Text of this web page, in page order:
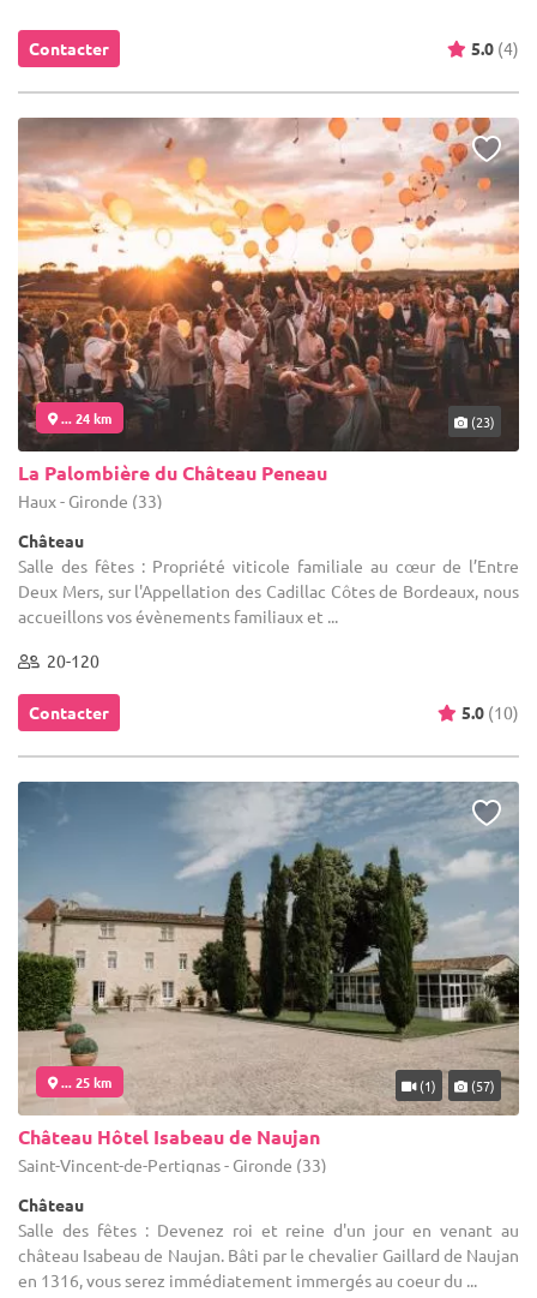
Contacter 5.0 (4)
... 24 km (23)
La Palombière du Château Peneau
Haux - Gironde (33)
Château
Salle des fêtes : Propriété viticole familiale au cœur de l’Entre
Deux Mers, sur l'Appellation des Cadillac Côtes de Bordeaux, nous
accueillons vos évènements familiaux et ...
20-120
Contacter 5.0 (10)
... 25 km (1) (57)
Château Hôtel Isabeau de Naujan
Saint-Vincent-de-Pertignas - Gironde (33)
Château
Salle des fêtes : Devenez roi et reine d'un jour en venant au
château Isabeau de Naujan. Bâti par le chevalier Gaillard de Naujan
en 1316, vous serez immédiatement immergés au coeur du ...